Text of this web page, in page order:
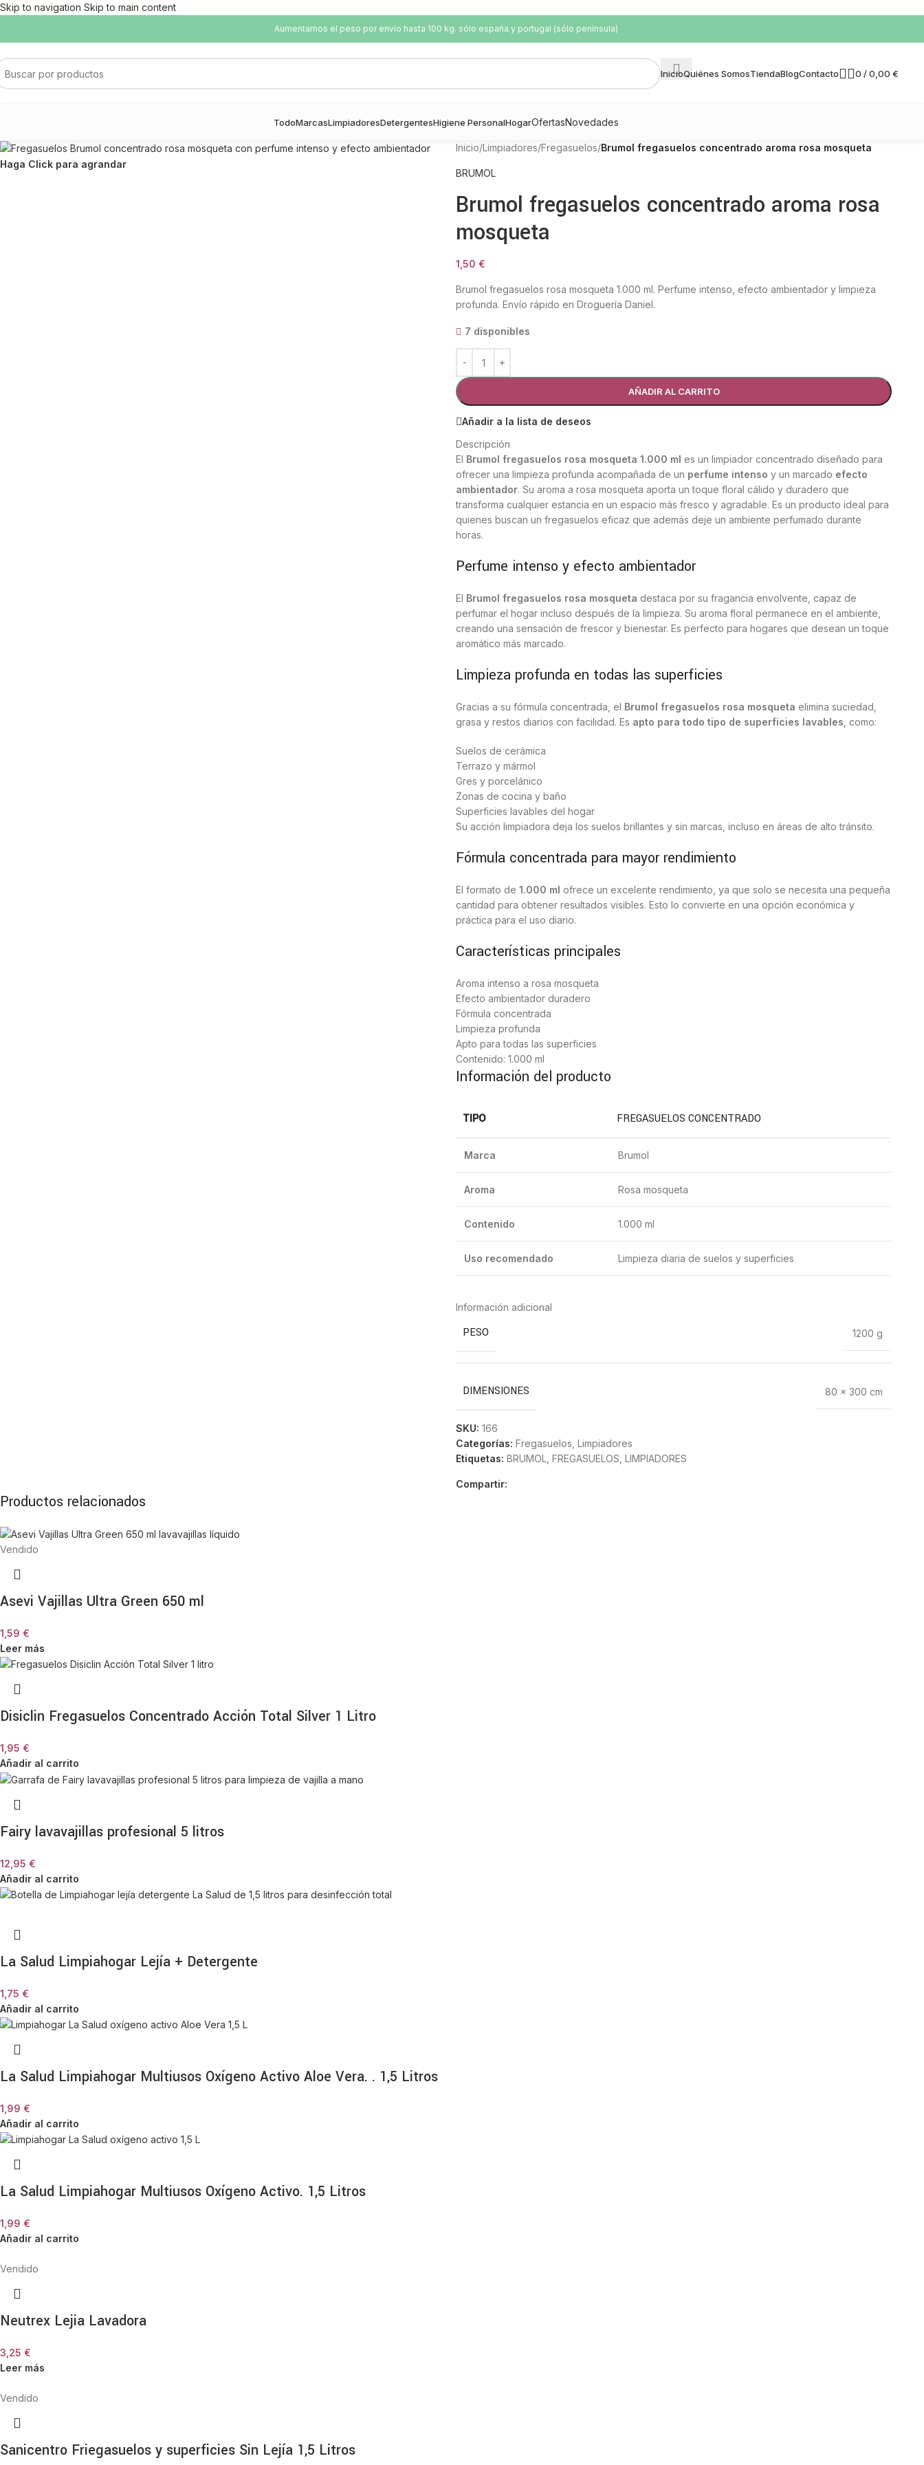
Skip to navigation Skip to main content
Aumentamos el peso por envío hasta 100 kg. sólo españa y portugal (sólo península)
InicioQuiénes SomosTiendaBlogContacto 0 /0,00 €
TodoMarcasLimpiadoresDetergentesHigiene PersonalHogarOfertasNovedades
Haga Click para agrandar
Inicio/Limpiadores/Fregasuelos/Brumol fregasuelos concentrado aroma rosa mosqueta
BRUMOL
Brumol fregasuelos concentrado aroma rosa
mosqueta
1,50 €
Brumol fregasuelos rosa mosqueta 1.000 ml. Perfume intenso, efecto ambientador y limpieza
profunda. Envío rápido en Droguería Daniel.
7 disponibles
AÑADIR AL CARRITO
Añadir a la lista de deseos
Descripción
El Brumol fregasuelos rosa mosqueta 1.000 ml es un limpiador concentrado diseñado para
ofrecer una limpieza profunda acompañada de un perfume intenso y un marcado efecto
ambientador. Su aroma a rosa mosqueta aporta un toque floral cálido y duradero que
transforma cualquier estancia en un espacio más fresco y agradable. Es un producto ideal para
quienes buscan un fregasuelos eficaz que además deje un ambiente perfumado durante
horas.
Perfume intenso y efecto ambientador
El Brumol fregasuelos rosa mosqueta destaca por su fragancia envolvente, capaz de
perfumar el hogar incluso después de la limpieza. Su aroma floral permanece en el ambiente,
creando una sensación de frescor y bienestar. Es perfecto para hogares que desean un toque
aromático más marcado.
Limpieza profunda en todas las superficies
Gracias a su fórmula concentrada, el Brumol fregasuelos rosa mosqueta elimina suciedad,
grasa y restos diarios con facilidad. Es apto para todo tipo de superficies lavables , como:
Suelos de cerámica
Terrazo y mármol
Gres y porcelánico
Zonas de cocina y baño
Superficies lavables del hogar
Su acción limpiadora deja los suelos brillantes y sin marcas, incluso en áreas de alto tránsito.
Fórmula concentrada para mayor rendimiento
El formato de1.000 ml ofrece un excelente rendimiento, ya que solo se necesita una pequeña
cantidad para obtener resultados visibles. Esto lo convierte en una opción económica y
práctica para el uso diario.
Características principales
Aroma intenso a rosa mosqueta
Efecto ambientador duradero
Fórmula concentrada
Limpieza profunda
Apto para todas las superficies
Contenido: 1.000 ml
Información del producto
TIPO FREGASUELOS CONCENTRADO
Marca Brumol
Aroma Rosa mosqueta
Contenido 1.000 ml
Uso recomendado Limpieza diaria de suelos y superficies
Información adicional
PESO 1200 g
DIMENSIONES 80 × 300 cm
SKU:166
Categorías: Fregasuelos Limpiadores
Etiquetas: BRUMOL FREGASUELOS LIMPIADORES
Compartir:
Productos relacionados
Vendido
Asevi Vajillas Ultra Green 650 ml
1,59 €
Leer más
Disiclin Fregasuelos Concentrado Acción Total Silver 1 Litro
1,95 €
Añadir al carrito
Fairy lavavajillas profesional 5 litros
12,95 €
Añadir al carrito
La Salud Limpiahogar Lejía + Detergente
1,75 €
Añadir al carrito
La Salud Limpiahogar Multiusos Oxígeno Activo Aloe Vera. . 1,5 Litros
1,99 €
Añadir al carrito
La Salud Limpiahogar Multiusos Oxígeno Activo. 1,5 Litros
1,99 €
Añadir al carrito
Vendido
Neutrex Lejia Lavadora
3,25 €
Leer más
Vendido
Sanicentro Friegasuelos y superficies Sin Lejía 1,5 Litros